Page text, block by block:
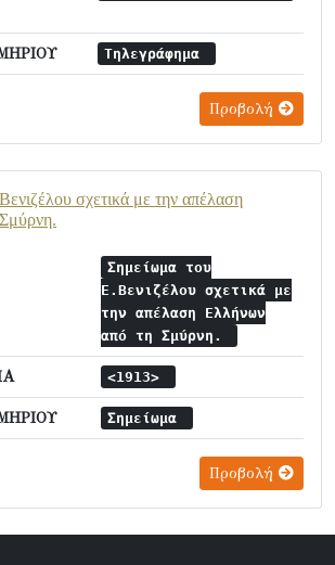
Τηλεγράφημα
Προβολή
σχετικά με την απέλαση
Σημείωμα του
Ε.Βενιζέλου σχετικά με
την απέλαση Ελλήνων
από τη Σμύρνη.
<1913>
Σημείωμα
Προβολή